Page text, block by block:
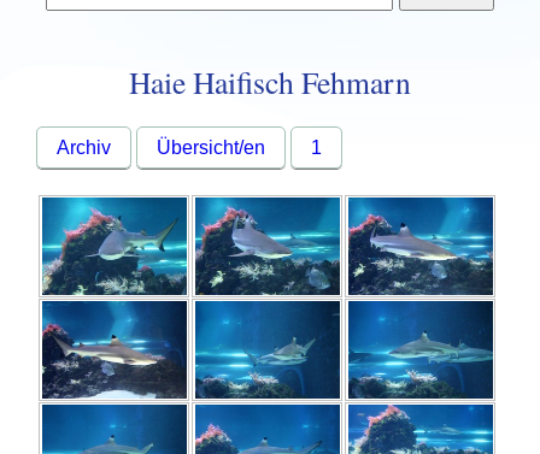
Haie Haifisch Fehmarn
Archiv Übersicht/en 1